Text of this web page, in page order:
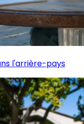
l'arrière-pays